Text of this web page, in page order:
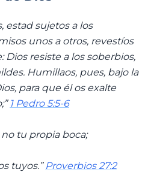
estad sujetos a los
unos a otros, revestíos
resiste a los soberbios,
Humillaos, pues, bajo la
para que él os exalte
1 Pedro 5:5-6
no tu propia boca;
tuyos.” Proverbios 27:2